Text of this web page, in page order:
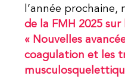
l’année
de la FMH 2025
« Nouvelles
coagulation et les